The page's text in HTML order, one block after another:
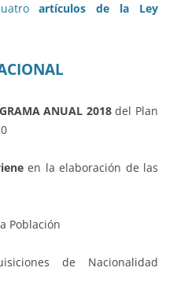
artículos de la Ley
ANUAL 2018del Plan
en la elaboración de las
Población
de Nacionalidad